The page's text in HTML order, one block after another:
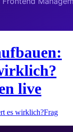
live
es wirklich?Frag